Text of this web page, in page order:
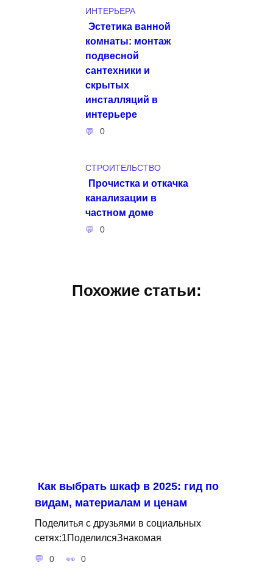
ИНТЕРЬЕРА
Эстетика ванной
комнаты: монтаж
подвесной
сантехники и
скрытых
инсталляций в
интерьере
0
СТРОИТЕЛЬСТВО
Прочистка и откачка
канализации в
частном доме
0
Похожие статьи:
Как выбрать шкаф в 2025: гид по
видам, материалам и ценам
Поделитья с друзьями в социальных
сетях:1ПоделилсяЗнакомая
0 0